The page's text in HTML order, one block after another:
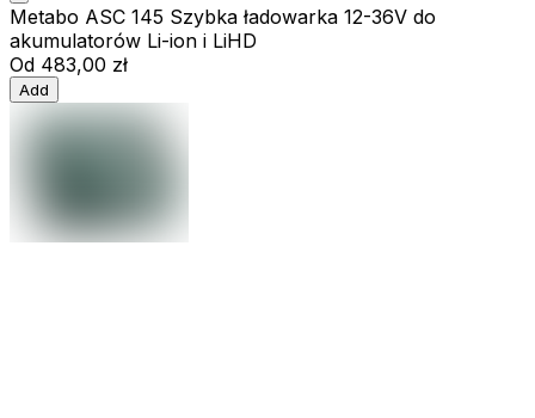
Metabo ASC 145 Szybka ładowarka 12-36V do
akumulatorów Li-ion i LiHD
Od 483,00 zł
Add